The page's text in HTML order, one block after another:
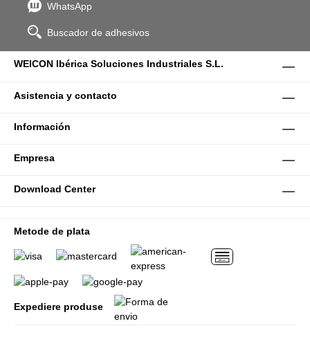
WhatsApp
Buscador de adhesivos
WEICON Ibérica Soluciones Industriales S.L.
Asistencia y contacto
Información
Empresa
Download Center
Metode de plata
Expediere produse